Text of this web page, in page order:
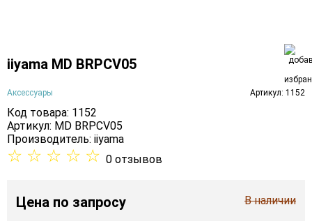
iiyama MD BRPCV05
Аксессуары Артикул: 1152
Код товара: 1152
Артикул: MD BRPCV05
Производитель: iiyama
☆ ☆ ☆ ☆ ☆ 0 отзывов
Цена по запросу В наличии